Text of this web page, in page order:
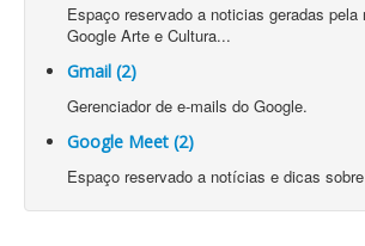
Espaço reservado a noticias geradas pela
Google Arte e Cultura...
Gmail (2)
Gerenciador de e-mails do Google.
Google Meet (2)
Espaço reservado a notícias e dicas